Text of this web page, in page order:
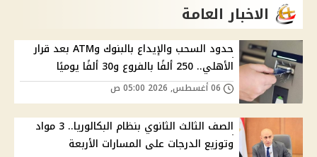
الاخبار العامة
حدود السحب والإيداع بالبنوك وATM بعد قرار
الأهلي.. 250 ألفًا بالفروع و30 ألفًا يوميًا
الصف الثالث الثانوي بنظام البكالوريا.. 3 مواد
وتوزيع الدرجات على المسارات الأربعة